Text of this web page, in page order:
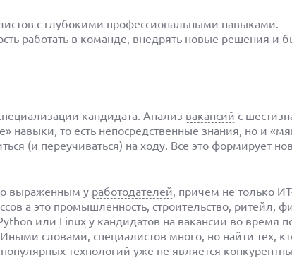
с глубокими профессиональными навыками.
работать в команде, внедрять новые решения и
кандидата. Анализ вакансий с
навыки, то есть непосредственные знания, но и
(и переучиваться) на ходу. Все это формирует
выраженным у работодателей, причем не только
а это промышленность, строительство, ритейл,
или Linux у кандидатов на вакансии во время
словами, специалистов много, но найти тех,
популярных технологий уже не является